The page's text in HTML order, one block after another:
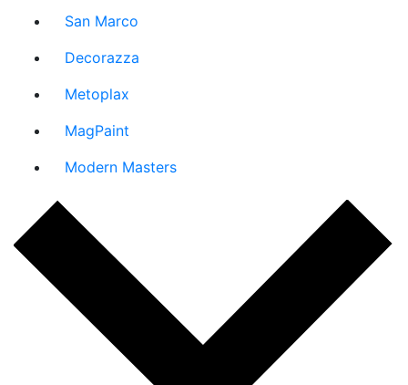
San Marco
Decorazza
Metoplax
MagPaint
Modern Masters